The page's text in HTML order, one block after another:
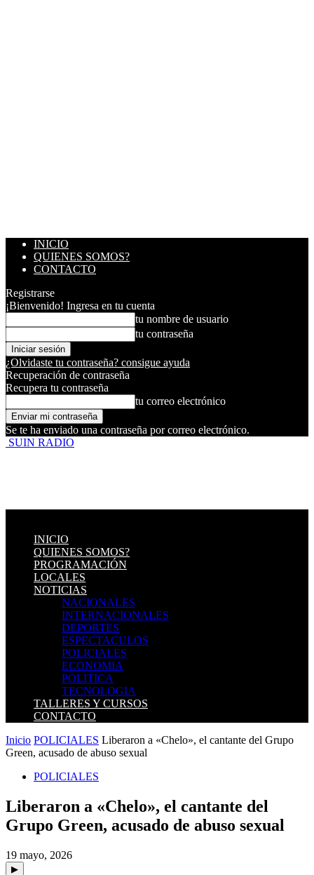
INICIO
QUIENES SOMOS?
CONTACTO
Registrarse
¡Bienvenido! Ingresa en tu cuenta
tu nombre de usuario
tu contraseña
¿Olvidaste tu contraseña? consigue ayuda
Recuperación de contraseña
Recupera tu contraseña
tu correo electrónico
Se te ha enviado una contraseña por correo electrónico.
SUIN RADIO
INICIO
QUIENES SOMOS?
PROGRAMACIÓN
LOCALES
NOTICIAS
NACIONALES
INTERNACIONALES
DEPORTES
ESPECTACULOS
POLICIALES
ECONOMIA
POLITICA
TECNOLOGIA
TALLERES Y CURSOS
CONTACTO
Inicio POLICIALES Liberaron a «Chelo», el cantante del Grupo
Green, acusado de abuso sexual
POLICIALES
Liberaron a «Chelo», el cantante del
Grupo Green, acusado de abuso sexual
19 mayo, 2026
▶